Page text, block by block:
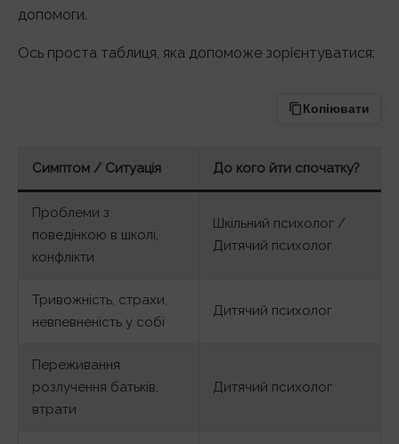
допомоги.
Ось проста таблиця, яка допоможе зорієнтуватися:
Копіювати
Симптом / Ситуація До кого йти спочатку?
Проблеми з
поведінкою в школі,
конфлікти
Шкільний психолог /
Дитячий психолог
Тривожність, страхи,
невпевненість у собі
Дитячий психолог
Переживання
розлучення батьків,
втрати
Дитячий психолог